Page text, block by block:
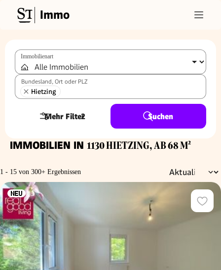
Immo
Immobilienart
Bundesland, Ort oder PLZ
Hietzing
Mehr Filter
2 Suchen
IMMOBILIEN IN 1130 HIETZING, AB 68 M²
1 - 15 von 300+ Ergebnissen